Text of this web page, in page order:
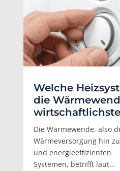
Welche
die
Die Wärmewende, also
Wärmeversorgung hin
und energieeffizienten
Systemen, betrifft laut…